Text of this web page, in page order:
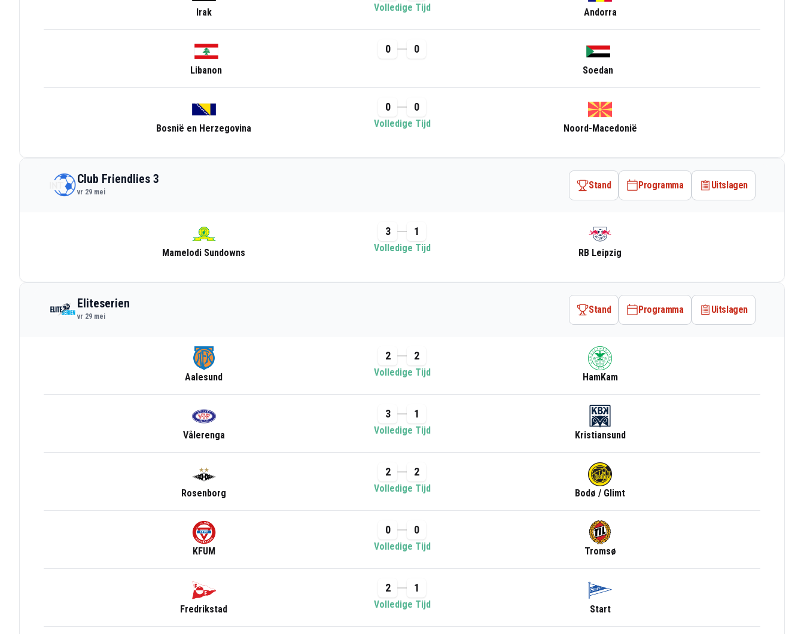
Irak Volledige Tijd Andorra
Libanon
0 0
Soedan
Bosnië en Herzegovina
0 0
Volledige Tijd Noord-Macedonië
Club Friendlies 3
vr 29 mei
Stand Programma Uitslagen
Mamelodi Sundowns
3 1
Volledige Tijd RB Leipzig
Eliteserien
vr 29 mei
Stand Programma Uitslagen
Aalesund
2 2
Volledige Tijd HamKam
Vålerenga
3 1
Volledige Tijd Kristiansund
Rosenborg
2 2
Volledige Tijd Bodø / Glimt
KFUM
0 0
Volledige Tijd Tromsø
Fredrikstad
2 1
Volledige Tijd Start